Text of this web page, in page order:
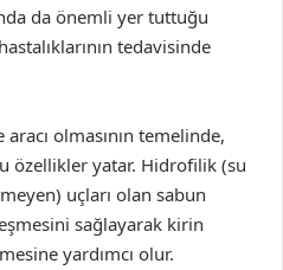
da önemli yer tuttuğu
tedavisinde
olmasının temelinde,
özellikler yatar. Hidrofilik (su
uçları olan sabun
sağlayarak kirin
yardımcı olur.